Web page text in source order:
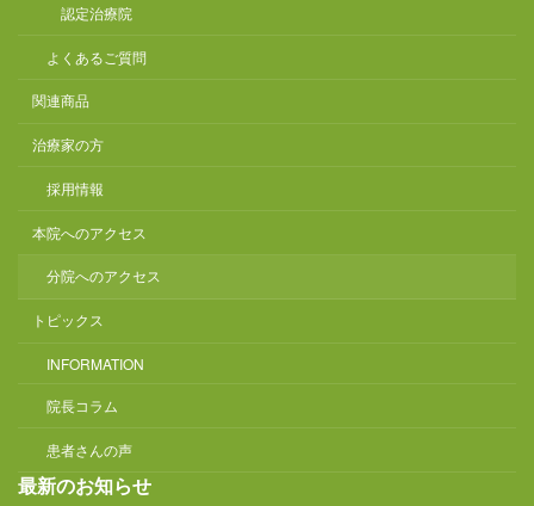
認定治療院
よくあるご質問
関連商品
治療家の方
採用情報
本院へのアクセス
分院へのアクセス
トピックス
INFORMATION
院長コラム
患者さんの声
最新のお知らせ